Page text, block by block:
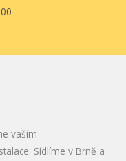
vaším
Sídlíme v Brně a